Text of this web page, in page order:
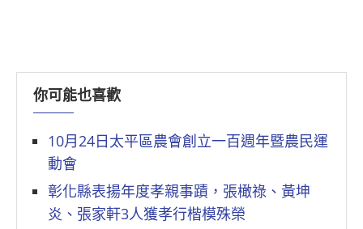
你可能也喜歡
10月24日太平區農會創立一百週年暨農民運
動會
彰化縣表揚年度孝親事蹟，張橄祿、黃坤
炎、張家軒3人獲孝行楷模殊榮